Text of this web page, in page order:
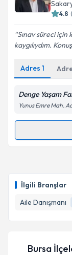
İlgili Branşlar
Aile Danışmanı
Metni
4.8 (
Sınav süreci için
kaygılıydım.
Adres 1
Denge Yaşam
Yunus Emre Mah.
için bir
E-posta
Bursa